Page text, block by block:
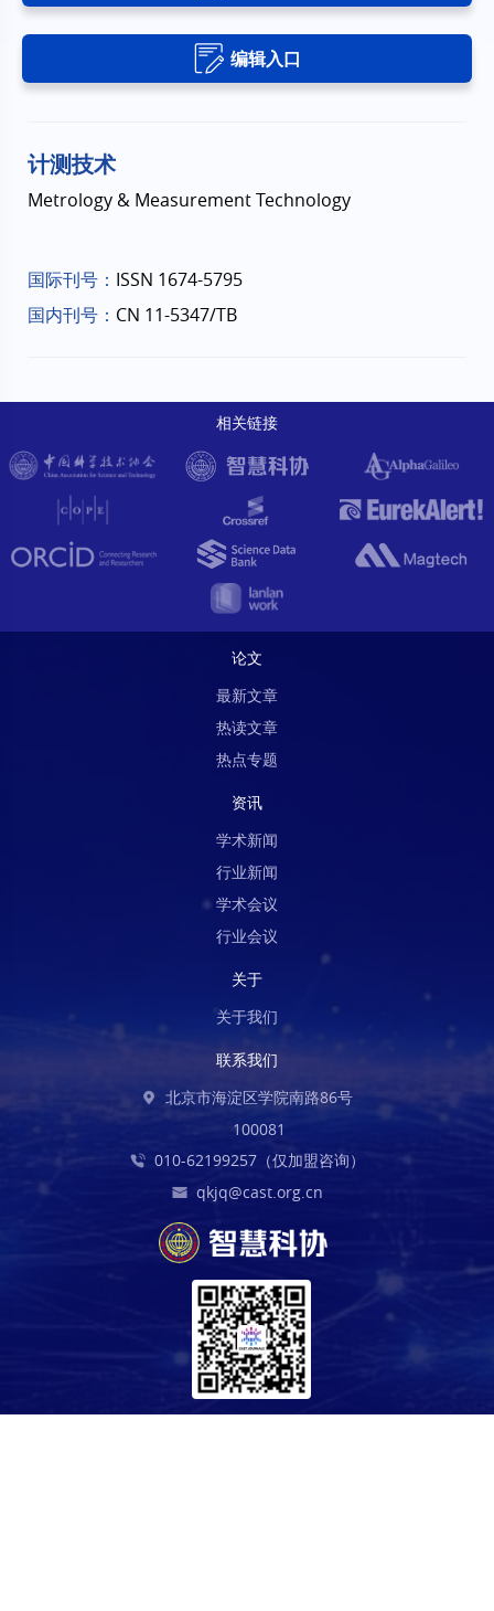
编辑入口
计测技术
Metrology & Measurement Technology
国际刊号： ISSN 1674-5795
国内刊号： CN 11-5347/TB
相关链接
论文
最新文章
热读文章
热点专题
资讯
学术新闻
行业新闻
学术会议
行业会议
关于
关于我们
联系我们
北京市海淀区学院南路86号
100081
010-62199257（仅加盟咨询）
qkjq@cast.org.cn